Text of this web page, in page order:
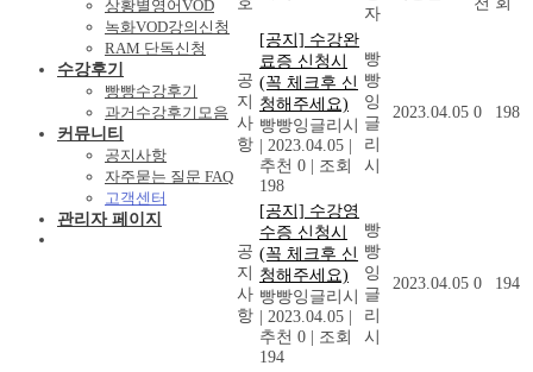
상황별영어VOD
녹화VOD강의신청
RAM 단독신청
수강후기
빵빵수강후기
과거수강후기모음
커뮤니티
공지사항
자주묻는 질문 FAQ
고객센터
관리자 페이지
자
공
지
사
항
[공지] 수강완
료증 신청시
(꼭 체크후 신
청해주세요)
빵빵잉글리시
2023.04.05
추천 0
조회
198
빵
빵
잉
글
리
시
2023.04.05 0 198
공
지
사
항
[공지] 수강영
수증 신청시
(꼭 체크후 신
청해주세요)
빵빵잉글리시
2023.04.05
추천 0
조회
194
빵
빵
잉
글
리
시
2023.04.05 0 194